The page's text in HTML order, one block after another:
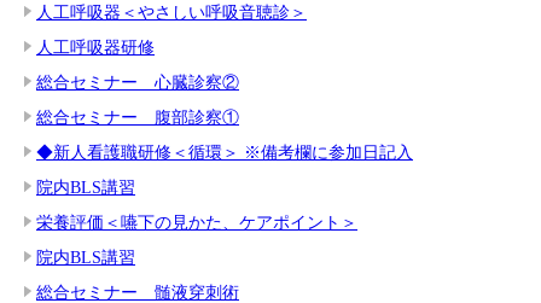
人工呼吸器＜やさしい呼吸音聴診＞
人工呼吸器研修
総合セミナー 心臓診察②
総合セミナー 腹部診察①
◆新人看護職研修＜循環＞ ※備考欄に参加日記入
院内BLS講習
栄養評価＜嚥下の見かた、ケアポイント＞
院内BLS講習
総合セミナー 髄液穿刺術